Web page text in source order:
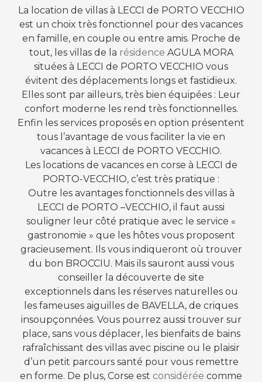
La location de villas à LECCI de PORTO VECCHIO
est un choix très fonctionnel pour des vacances
en famille, en couple ou entre amis. Proche de
tout, les villas de la résidence AGULA MORA
situées à LECCI de PORTO VECCHIO vous
évitent des déplacements longs et fastidieux.
Elles sont par ailleurs, très bien équipées : Leur
confort moderne les rend très fonctionnelles.
Enfin les services proposés en option présentent
tous l’avantage de vous faciliter la vie en
vacances à LECCI de PORTO VECCHIO.
Les locations de vacances en corse à LECCI de
PORTO-VECCHIO, c’est très pratique :
Outre les avantages fonctionnels des villas à
LECCI de PORTO –VECCHIO, il faut aussi
souligner leur côté pratique avec le service «
gastronomie » que les hôtes vous proposent
gracieusement. Ils vous indiqueront où trouver
du bon BROCCIU. Mais ils sauront aussi vous
conseiller la découverte de site
exceptionnels dans les réserves naturelles ou
les fameuses aiguilles de BAVELLA, de criques
insoupçonnées. Vous pourrez aussi trouver sur
place, sans vous déplacer, les bienfaits de bains
rafraîchissant des villas avec piscine ou le plaisir
d’un petit parcours santé pour vous remettre
en forme. De plus, Corse est considérée comme